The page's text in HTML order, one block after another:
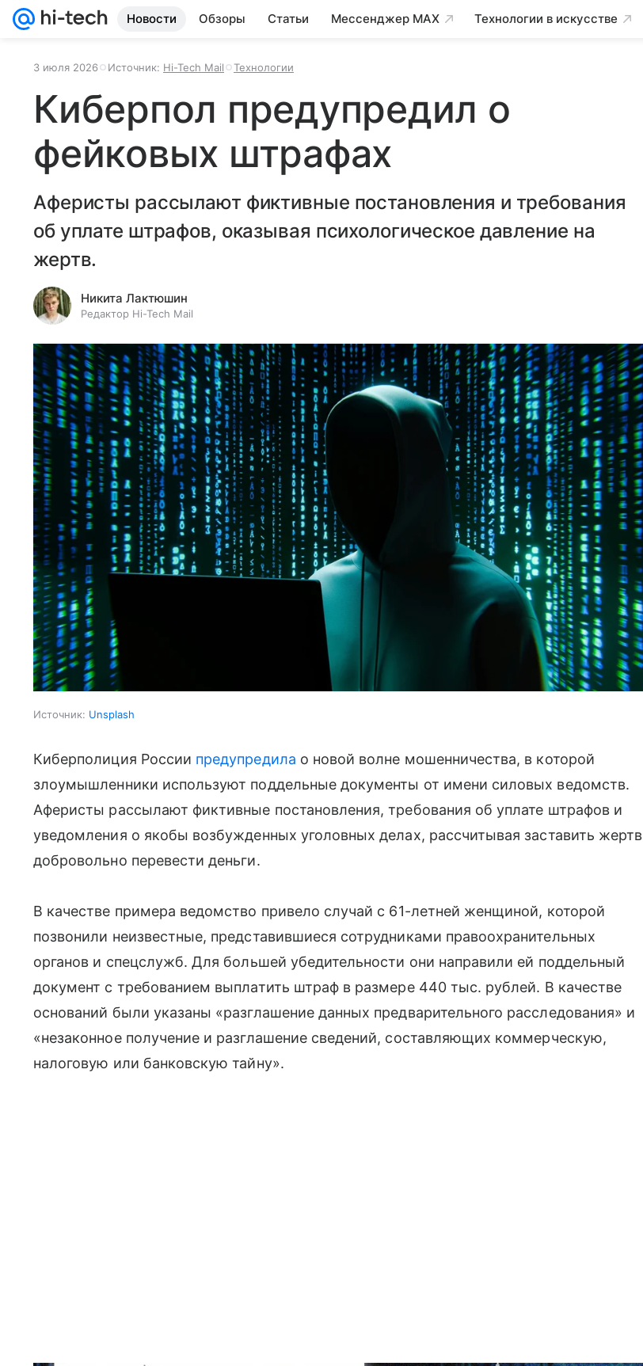
Новости Обзоры Статьи Мессенджер MAX Технологии в искусстве
3 июля 2026 Источник: Hi-Tech Mail Технологии
Киберпол предупредил о
фейковых штрафах
Аферисты рассылают фиктивные постановления и требования
об уплате штрафов, оказывая психологическое давление на
жертв.
Никита Лактюшин
Редактор Hi-Tech Mail
Источник: Unsplash
Киберполиция России предупредила о новой волне мошенничества, в которой
злоумышленники используют поддельные документы от имени силовых ведомств.
Аферисты рассылают фиктивные постановления, требования об уплате штрафов и
уведомления о якобы возбужденных уголовных делах, рассчитывая заставить жертв
добровольно перевести деньги.
В качестве примера ведомство привело случай с 61-летней женщиной, которой
позвонили неизвестные, представившиеся сотрудниками правоохранительных
органов и спецслужб. Для большей убедительности они направили ей поддельный
документ с требованием выплатить штраф в размере 440 тыс. рублей. В качестве
оснований были указаны «разглашение данных предварительного расследования» и
«незаконное получение и разглашение сведений, составляющих коммерческую,
налоговую или банковскую тайну».